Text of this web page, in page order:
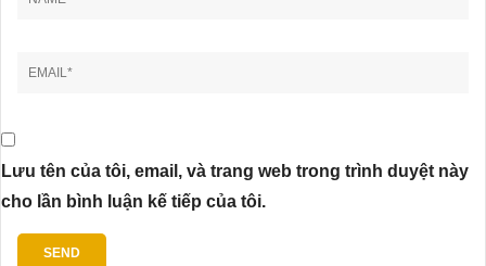
Lưu tên của tôi, email, và trang web trong trình duyệt này
cho lần bình luận kế tiếp của tôi.